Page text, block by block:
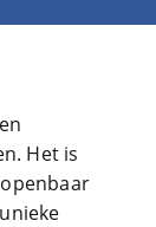
Het is